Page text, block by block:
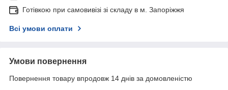
Готівкою при самовивізі зі складу в м. Запоріжжя
Всі умови оплати
Умови повернення
Повернення товару впродовж 14 днів за домовленістю